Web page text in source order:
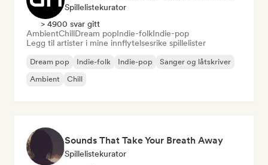
Spillelistekurator
> 4900 svar gitt
AmbientChillDream popIndie-folkIndie-pop
Legg til artister i mine innflytelsesrike spillelister
Dream pop Indie-folk Indie-pop
Sanger og låtskriver
Ambient
Chill
Sounds That Take Your Breath Away
Spillelistekurator